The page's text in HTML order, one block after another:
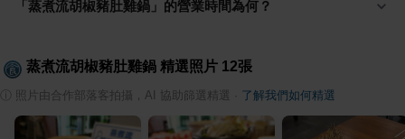
「蒸煮流胡椒豬肚雞鍋」的營業時間為何？
蒸煮流胡椒豬肚雞鍋 精選照片 12張
照片由合作部落客拍攝，AI 協助篩選精選 了解我們如何精選